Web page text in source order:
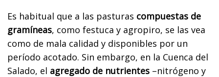
Es habitual que a las pasturas compuestas de
gramíneas, como festuca y agropiro, se las vea
como de mala calidad y disponibles por un
período acotado. Sin embargo, en la Cuenca del
Salado, el agregado de nutrientes –nitrógeno y